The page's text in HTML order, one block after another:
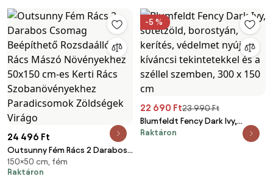
24 496 Ft
Outsunny Fém Rács 2 Darabos
Csomag Beépíthető
Rozsdaálló Rács Mászó
150×50 cm, fém
Raktáron
-5 %
22 690 Ft23 990 Ft
Blumfeldt Fency Dark Ivy,
sötétzöld, borostyán, kerítés,
Raktáron